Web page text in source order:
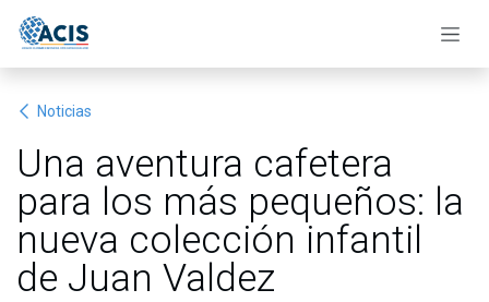
Noticias
Una aventura cafetera
para los más pequeños: la
nueva colección infantil
de Juan Valdez